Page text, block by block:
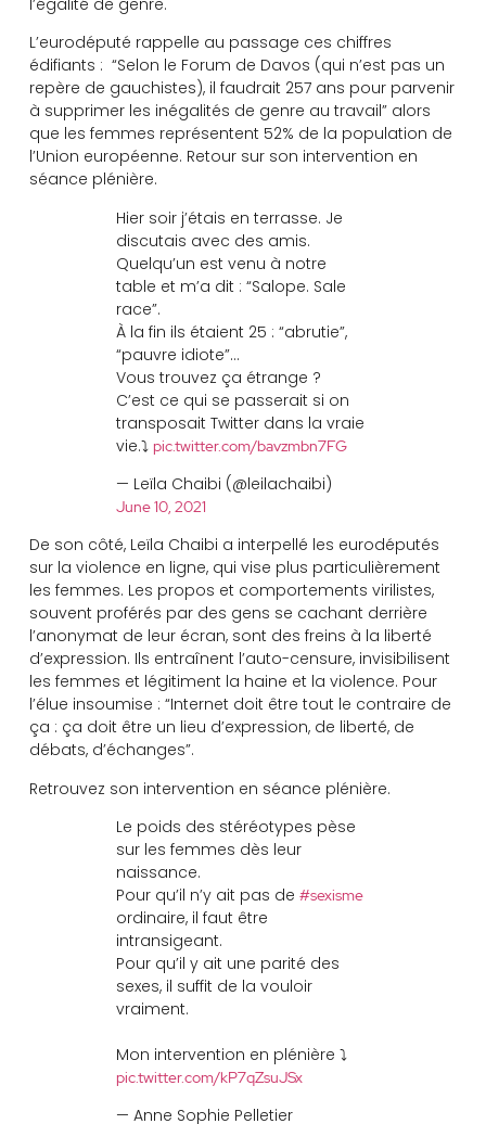
L’eurodéputé rappelle au passage ces chiffres
édifiants : “Selon le Forum de Davos (qui n’est pas un
repère de gauchistes), il faudrait 257 ans pour parvenir
à supprimer les inégalités de genre au travail” alors
que les femmes représentent 52% de la population de
l’Union européenne. Retour sur son intervention en
séance plénière.
Hier soir j’étais en terrasse. Je
discutais avec des amis.
Quelqu’un est venu à notre
table et m’a dit : “Salope. Sale
race”.
À la fin ils étaient 25 : “abrutie”,
“pauvre idiote”…
Vous trouvez ça étrange ?
C’est ce qui se passerait si on
transposait Twitter dans la vraie
vie.⤵️ pic.twitter.com/bavzmbn7FG
— Leïla Chaibi (@leilachaibi)
June 10, 2021
De son côté, Leïla Chaibi a interpellé les eurodéputés
sur la violence en ligne, qui vise plus particulièrement
les femmes. Les propos et comportements virilistes,
souvent proférés par des gens se cachant derrière
l’anonymat de leur écran, sont des freins à la liberté
d’expression. Ils entraînent l’auto-censure, invisibilisent
les femmes et légitiment la haine et la violence. Pour
l’élue insoumise : “Internet doit être tout le contraire de
ça : ça doit être un lieu d’expression, de liberté, de
débats, d’échanges”.
Retrouvez son intervention en séance plénière.
Le poids des stéréotypes pèse
sur les femmes dès leur
naissance.
Pour qu’il n’y ait pas de #sexisme
ordinaire, il faut être
intransigeant.
Pour qu’il y ait une parité des
sexes, il suffit de la vouloir
vraiment.
Mon intervention en plénière ⤵️
pic.twitter.com/kP7qZsuJSx
— Anne Sophie Pelletier